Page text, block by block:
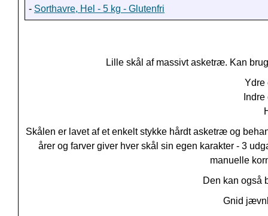
- Sorthavre, Hel - 5 kg - Glutenfri
Lille skål af massivt asketræ. Kan
Ydre
Skålen er lavet af et enkelt stykke hårdt asketræ og
årer og farver giver hver skål sin egen karakter - 3
manuelle
Den kan også
Gnid